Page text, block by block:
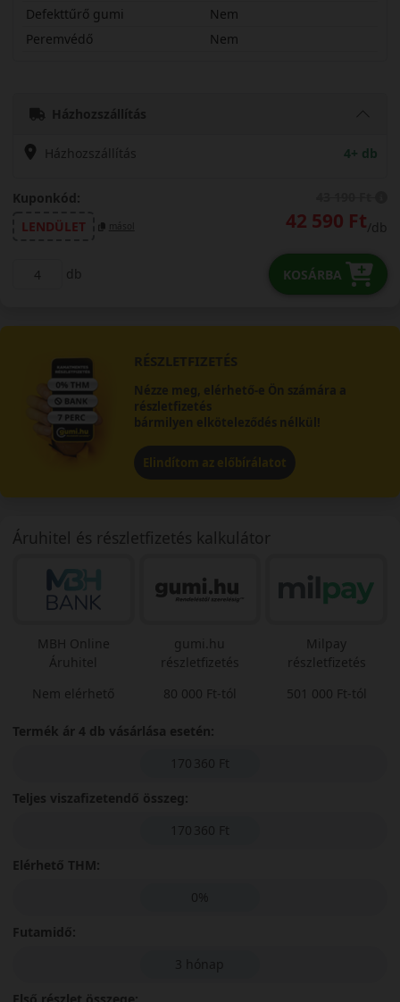
Defekttűrő gumi
Nem
Peremvédő
Nem
Házhozszállítás
Házhozszállítás 4+ db
Kuponkód:
LENDÜLET
másol 42 590 Ft/db
db KOSÁRBA
RÉSZLETFIZETÉS
Nézze meg, elérhető-e Ön számára a
részletfizetés
bármilyen elköteleződés nélkül!
Elindítom az előbírálatot
Áruhitel és részletfizetés kalkulátor
MBH Online
Áruhitel
Nem elérhető
gumi.hu
részletfizetés
80 000 Ft-tól
Milpay
részletfizetés
501 000 Ft-tól
Termék ár 4 db vásárlása esetén:
170 360 Ft
Teljes viszafizetendő összeg:
170 360 Ft
Elérhető THM:
0%
Futamidő:
3 hónap